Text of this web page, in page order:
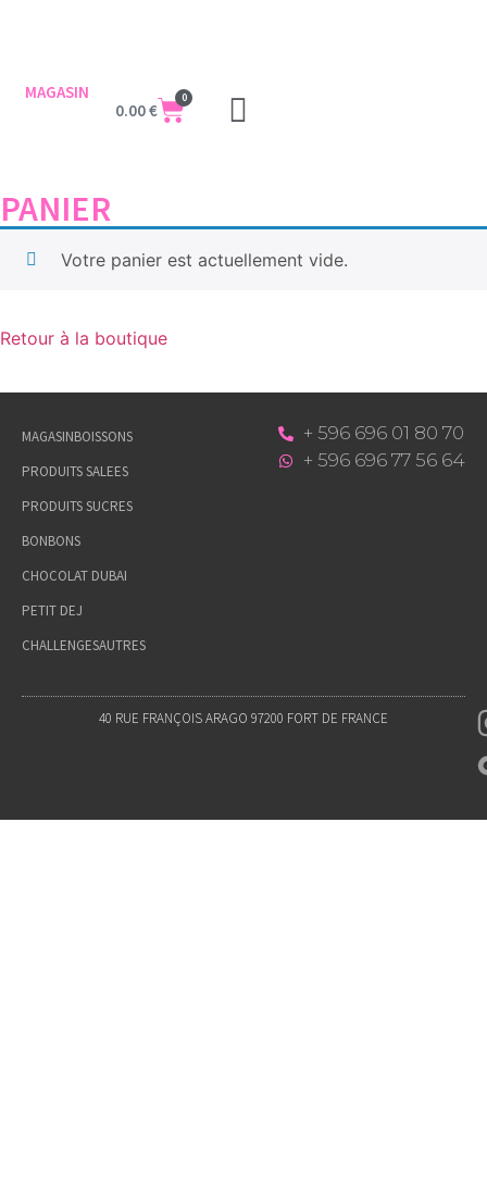
MAGASIN
0.00€
0
PANIER
Votre panier est actuellement vide.
Retour à la boutique
MAGASINBOISSONS
PRODUITS SALEES
PRODUITS SUCRES
BONBONS
CHOCOLAT DUBAI
PETIT DEJ
CHALLENGESAUTRES
+ 596 696 01 80 70
+ 596 696 77 56 64
40 RUE FRANÇOIS ARAGO 97200 FORT DE FRANCE